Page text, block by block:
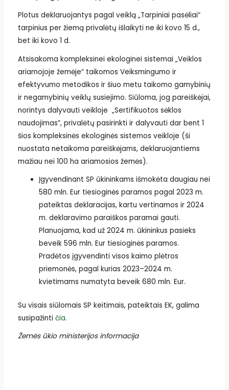
Plotus deklaruojantys pagal veiklą „Tarpiniai pasėliai“
tarpinius per žiemą privalėtų išlaikyti ne iki kovo 15 d.,
bet iki kovo 1 d.
Atsisakoma kompleksinei ekologinei sistemai „Veiklos
ariamojoje žemėje“ taikomos Veiksmingumo ir
efektyvumo metodikos ir šiuo metu taikomo gamybinių
ir negamybinių veiklų susiejimo. Siūloma, jog pareiškėjai,
norintys dalyvauti veikloje „Sertifikuotos sėklos
naudojimas”, privalėtų pasirinkti ir dalyvauti dar bent 1
šios kompleksinės ekologinės sistemos veikloje (ši
nuostata netaikoma pareiškėjams, deklaruojantiems
mažiau nei 100 ha ariamosios žemės).
Įgyvendinant SP ūkininkams išmokėta daugiau nei
580 mln. Eur tiesioginės paramos pagal 2023 m.
pateiktas deklaracijas, kartu vertinamos ir 2024
m. deklaravimo paraiškos paramai gauti.
Planuojama, kad už 2024 m. ūkininkus pasieks
beveik 596 mln. Eur tiesioginės paramos.
Pradėtos įgyvendinti visos kaimo plėtros
priemonės, pagal kurias 2023–2024 m.
kvietimams numatyta beveik 680 mln. Eur.
Su visais siūlomais SP keitimais, pateiktais EK, galima
susipažinti čia.
Žemės ūkio ministerijos informacija